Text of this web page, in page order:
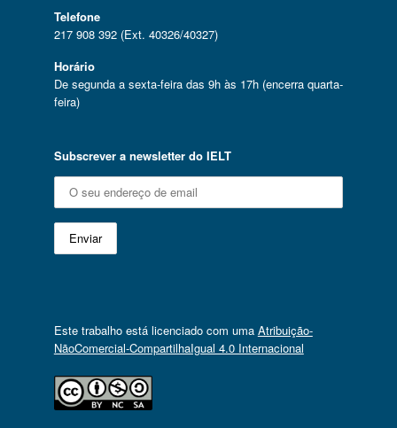
Telefone
217 908 392 (Ext. 40326/40327)
Horário
De segunda a sexta-feira das 9h às 17h (encerra quarta-
feira)
Subscrever a newsletter do IELT
Este trabalho está licenciado com uma Atribuição-
NãoComercial-CompartilhaIgual 4.0 Internacional